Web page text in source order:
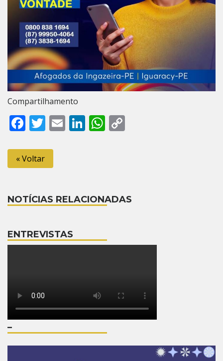
Compartilhamento
Facebook
Twitter
EmailLinkedIn
WhatsApp
« Voltar
NOTÍCIAS RELACIONADAS
ENTREVISTAS
–